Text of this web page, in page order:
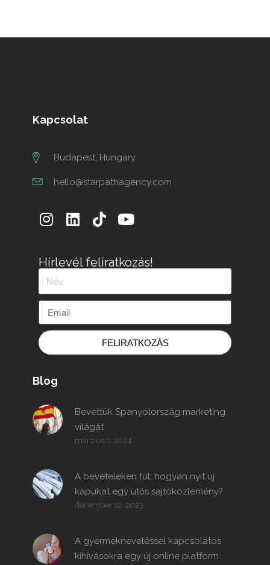
Kapcsolat
Budapest, Hungary
hello@starpathagency.com
Hírlevél feliratkozás!
FELIRATKOZÁS
Blog
Bevettük Spanyolország marketing
világát
március 1, 2024
A bevételeken túl: hogyan nyit új
kapukat egy ütős sajtóközlemény?
december 12, 2023
A gyermekneveléssel kapcsolatos
kihívásokra egy új online platform